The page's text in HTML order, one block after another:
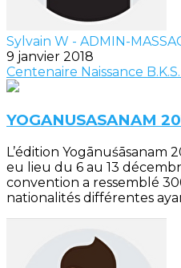
Sylvain W - ADMIN-
9 janvier 2018
Centenaire Naissance
YOGANUSASANAM
L’édition Yogānuśāsanam
eu lieu du 6 au 13
convention a ressemblé
nationalités différentes